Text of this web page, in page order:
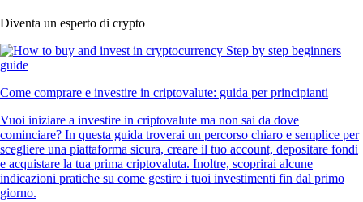
Diventa un esperto di crypto
Come comprare e investire in criptovalute: guida per principianti
Vuoi iniziare a investire in criptovalute ma non sai da dove
cominciare? In questa guida troverai un percorso chiaro e semplice per
scegliere una piattaforma sicura, creare il tuo account, depositare fondi
e acquistare la tua prima criptovaluta. Inoltre, scoprirai alcune
indicazioni pratiche su come gestire i tuoi investimenti fin dal primo
giorno.